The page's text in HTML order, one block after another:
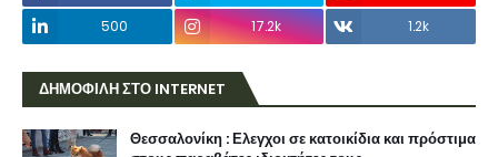
500
17.2k 1.2k
ΔΗΜΟΦΙΛΗ ΣΤΟ INTERNET
Θεσσαλονίκη : Ελεγχοι σε κατοικίδια και πρόστιμα